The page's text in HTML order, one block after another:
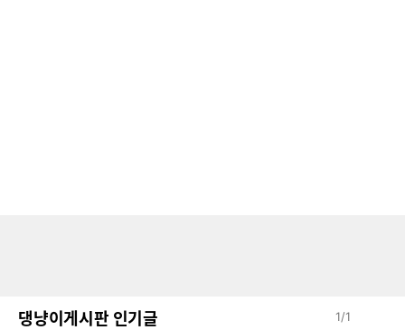
댕냥이게시판 인기글 1/1